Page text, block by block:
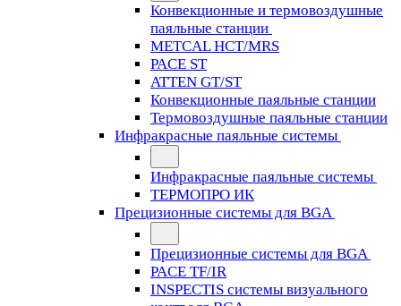
Конвекционные и термовоздушные
паяльные станции
METCAL HCT/MRS
PACE ST
ATTEN GT/ST
Конвекционные паяльные станции
Термовоздушные паяльные станции
Инфракрасные паяльные системы
Инфракрасные паяльные системы
ТЕРМОПРО ИК
Прецизионные системы для BGA
Прецизионные системы для BGA
PACE TF/IR
INSPECTIS системы визуального